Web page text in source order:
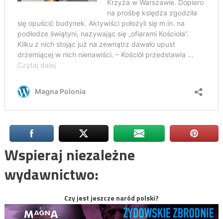
Wspieraj niezależne
wydawnictwo:
Czy jest jeszcze naród polski?